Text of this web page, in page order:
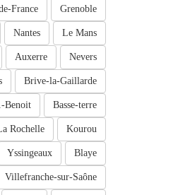
Grenoble
France
Le Mans
Nantes
Nevers
Auxerre
Brive-la-Gaillarde
Basse-terre
Benoit
Kourou
Rochelle
Blaye
Yssingeaux
Villefranche-sur-Saône